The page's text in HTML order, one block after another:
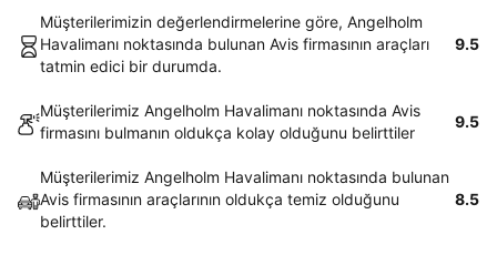
Müşterilerimizin değerlendirmelerine göre, Angelholm
Havalimanı noktasında bulunan Avis firmasının araçları
tatmin edici bir durumda.
9.5
Müşterilerimiz Angelholm Havalimanı noktasında Avis
firmasını bulmanın oldukça kolay olduğunu belirttiler
9.5
Müşterilerimiz Angelholm Havalimanı noktasında bulunan
Avis firmasının araçlarının oldukça temiz olduğunu
belirttiler.
8.5